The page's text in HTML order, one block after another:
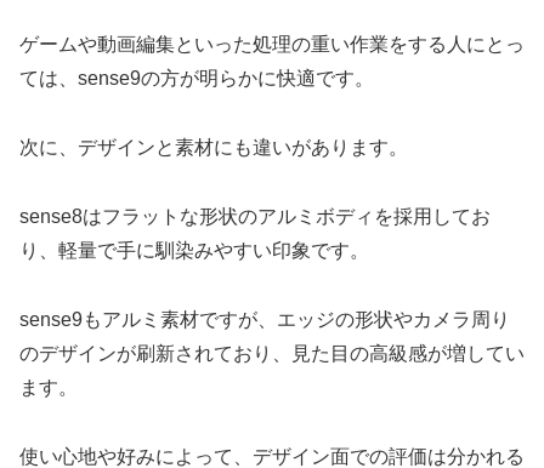
ゲームや動画編集といった処理の重い作業をする人にとっ
ては、sense9の方が明らかに快適です。
次に、デザインと素材にも違いがあります。
sense8はフラットな形状のアルミボディを採用してお
り、軽量で手に馴染みやすい印象です。
sense9もアルミ素材ですが、エッジの形状やカメラ周り
のデザインが刷新されており、見た目の高級感が増してい
ます。
使い心地や好みによって、デザイン面での評価は分かれる